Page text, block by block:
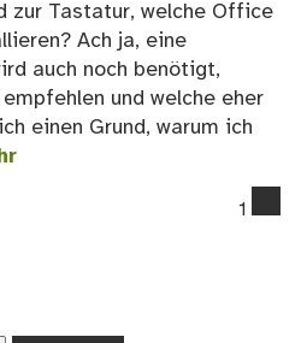
zur Tastatur, welche Office
Ach ja, eine
auch noch benötigt,
und welche eher
einen Grund, warum ich
1